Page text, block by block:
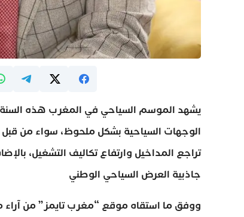
يشهد الموسم السياحي في المغرب هذه السنة
الوجهات السياحية بشكل ملحوظ، سواء من قبل
تراجع المداخيل وارتفاع تكاليف التشغيل،
جاذبية العرض السياحي الوطني
ووفق ما استقاه موقع “مغرب تايمز” من آراء